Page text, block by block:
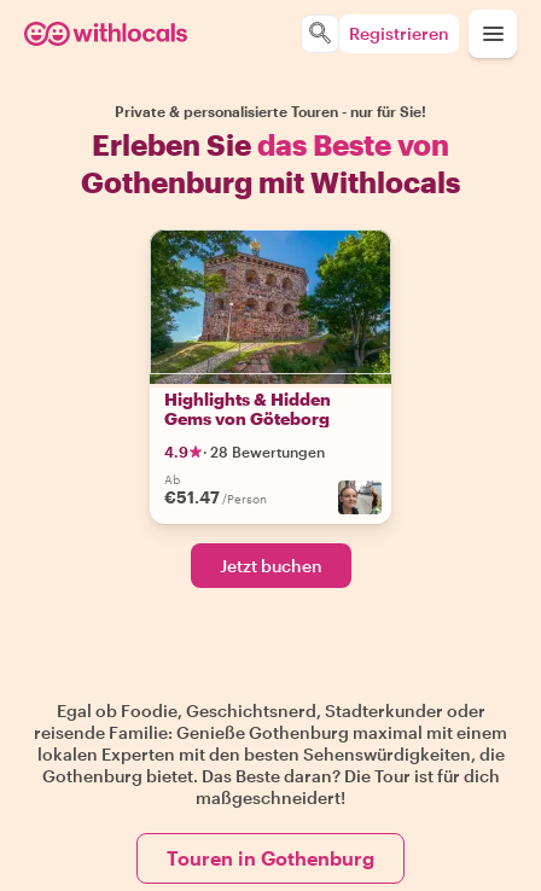
Registrieren
Private & personalisierte Touren - nur für Sie!
Erleben Siedas Beste von
Gothenburg mit Withlocals
Highlights & Hidden
Gems von Göteborg
4.9 · 28 Bewertungen
Ab
€51.47 /Person
Jetzt buchen
Egal ob Foodie, Geschichtsnerd, Stadterkunder oder
reisende Familie: Genieße Gothenburg maximal mit einem
lokalen Experten mit den besten Sehenswürdigkeiten, die
Gothenburg bietet. Das Beste daran? Die Tour ist für dich
maßgeschneidert!
Touren in Gothenburg